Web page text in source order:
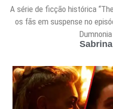
A série de ficção histórica
os fãs em suspense no